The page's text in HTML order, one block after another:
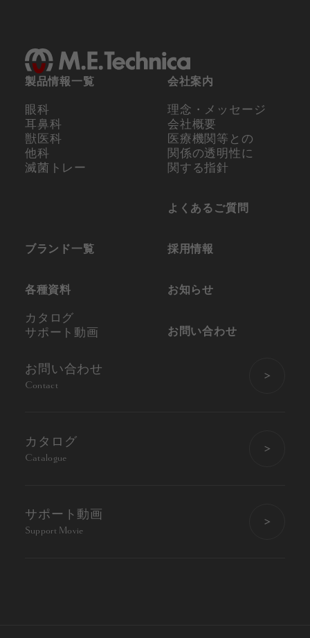
製品情報一覧
眼科
耳鼻科
獣医科
他科
滅菌トレー
ブランド一覧
各種資料
カタログ
サポート動画
会社案内
理念・メッセージ
会社概要
医療機関等との
関係の透明性に
関する指針
よくあるご質問
採用情報
お知らせ
お問い合わせ
お問い合わせ
Contact
カタログ
Catalogue
サポート動画
Support Movie